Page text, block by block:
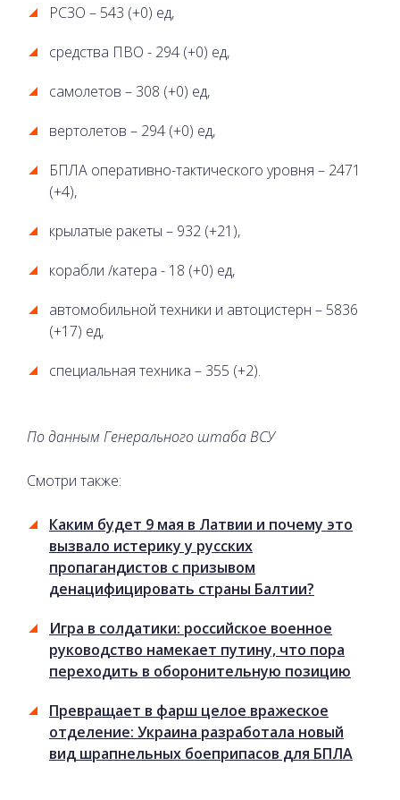
РСЗО – 543 (+0) ед,
средства ПВО - 294 (+0) ед,
самолетов – 308 (+0) ед,
вертолетов – 294 (+0) ед,
БПЛА оперативно-тактического уровня – 2471
(+4),
крылатые ракеты – 932 (+21),
корабли /катера - 18 (+0) ед,
автомобильной техники и автоцистерн – 5836
(+17) ед,
специальная техника – 355 (+2).
По данным Генерального штаба ВСУ
Смотри также:
Каким будет 9 мая в Латвии и почему это
вызвало истерику у русских
пропагандистов с призывом
денацифицировать страны Балтии?
Игра в солдатики: российское военное
руководство намекает путину, что пора
переходить в оборонительную позицию
Превращает в фарш целое вражеское
отделение: Украина разработала новый
вид шрапнельных боеприпасов для БПЛА